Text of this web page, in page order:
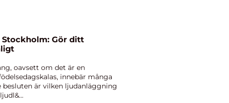
Gör ditt
oavsett om det är en
innebär många
besluten är vilken ljudanläggning